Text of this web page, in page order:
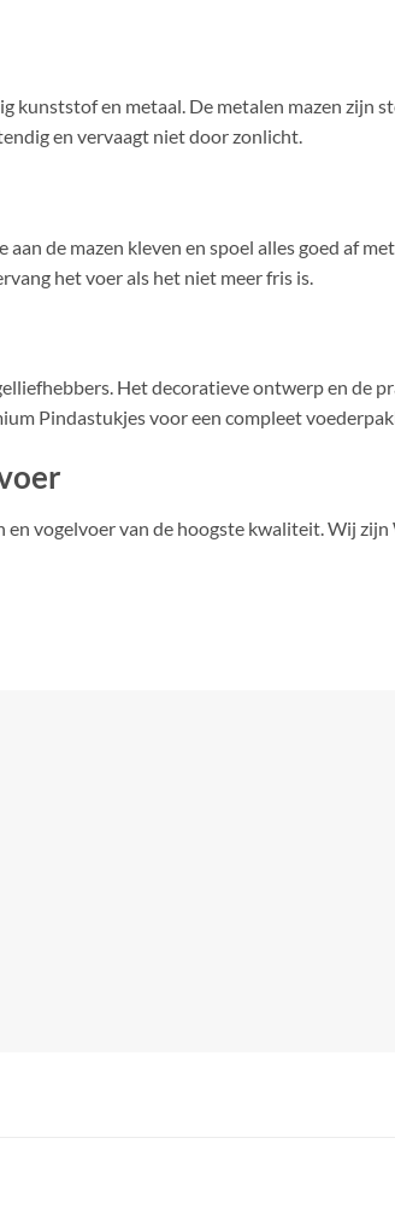
kunststof en metaal. De metalen mazen zijn
en vervaagt niet door zonlicht.
de mazen kleven en spoel alles goed af
het voer als het niet meer fris is.
Het decoratieve ontwerp en de
Pindastukjes voor een compleet
vogelvoer van de hoogste kwaliteit. Wij